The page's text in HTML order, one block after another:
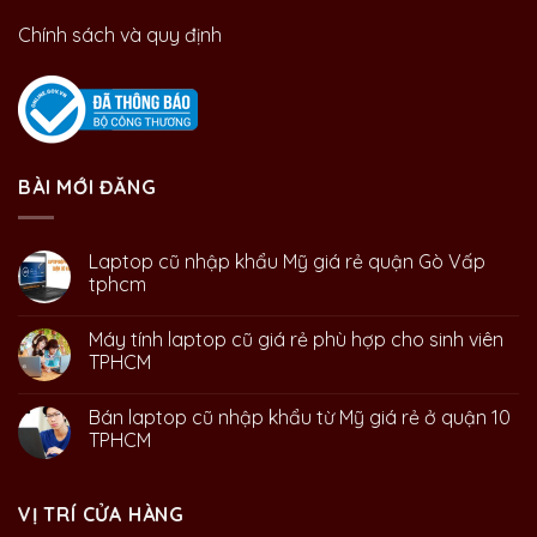
Chính sách và quy định
BÀI MỚI ĐĂNG
Laptop cũ nhập khẩu Mỹ giá rẻ quận Gò Vấp
tphcm
Máy tính laptop cũ giá rẻ phù hợp cho sinh viên
TPHCM
Bán laptop cũ nhập khẩu từ Mỹ giá rẻ ở quận 10
TPHCM
VỊ TRÍ CỬA HÀNG